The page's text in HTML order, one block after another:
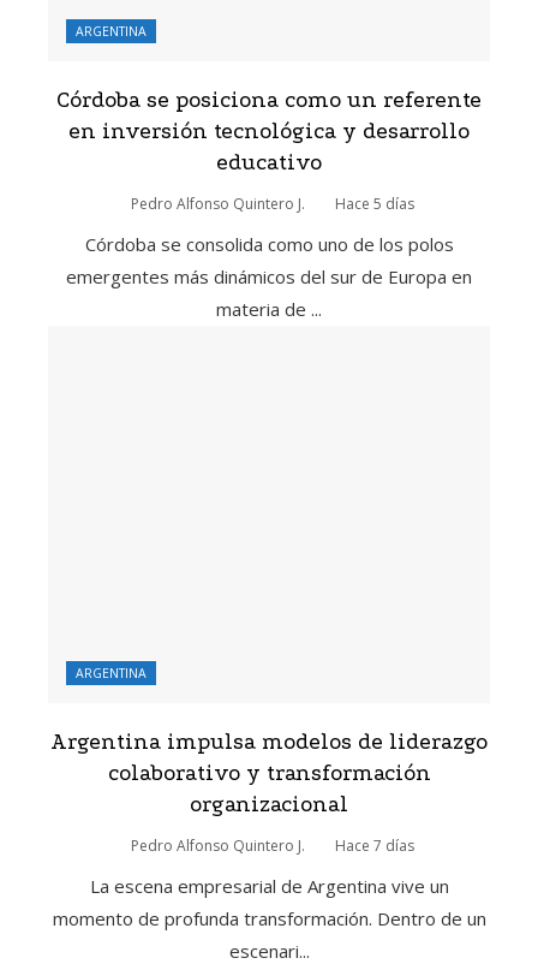
ARGENTINA
Córdoba se posiciona como un referente
en inversión tecnológica y desarrollo
educativo
Pedro Alfonso Quintero J. Hace 5 días
Córdoba se consolida como uno de los polos
emergentes más dinámicos del sur de Europa en
materia de ...
ARGENTINA
Argentina impulsa modelos de liderazgo
colaborativo y transformación
organizacional
Pedro Alfonso Quintero J. Hace 7 días
La escena empresarial de Argentina vive un
momento de profunda transformación. Dentro de un
escenari...